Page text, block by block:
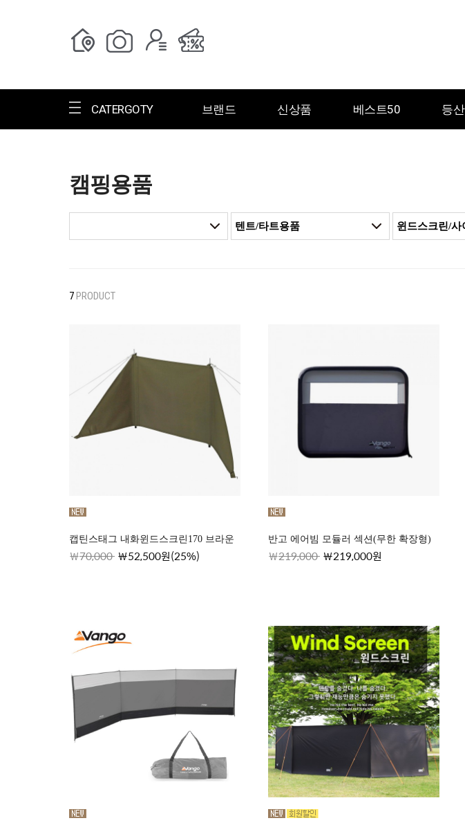
CATERGOTY 브랜드 신상품 베스트50 등산
전체브랜드
ㄱ
캠핑용품
7PRODUCT
캡틴스태그 내화윈드스크린170 브라운
70,000 52,500원(25%)
반고 에어빔 모듈러 섹션(무한 확장형)
219,000 219,000원